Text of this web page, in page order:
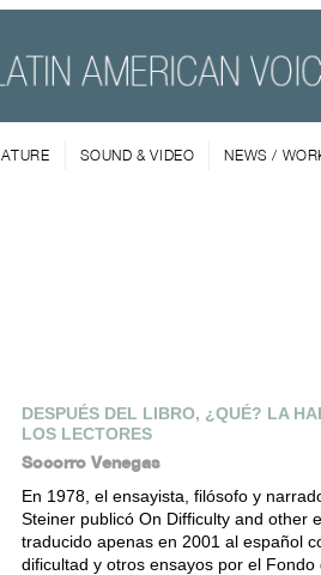
SOUND & VIDEO NEWS /
DESPUÉS DEL LIBRO, ¿QUÉ? LA
LOS LECTORES
Socorro Venegas
En 1978, el ensayista, filósofo y
Steiner publicó On Difficulty and other
traducido apenas en 2001 al español
dificultad y otros ensayos por el Fondo